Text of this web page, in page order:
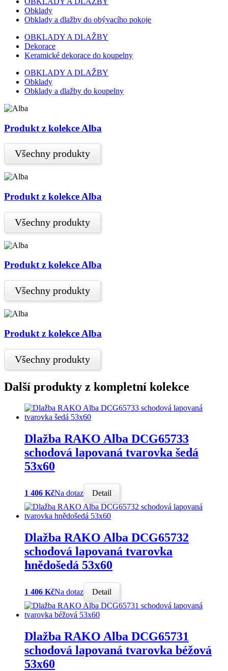
Obklady
Obklady a dlažby do obývacího pokoje
OBKLADY A DLAŽBY
Dekorace
Keramické dekorace do koupelny
OBKLADY A DLAŽBY
Obklady
Obklady a dlažby do koupelny
Produkt z kolekce Alba
Všechny produkty
Produkt z kolekce Alba
Všechny produkty
Produkt z kolekce Alba
Všechny produkty
Produkt z kolekce Alba
Všechny produkty
Další produkty z kompletní kolekce
Dlažba RAKO Alba DCG65733
schodová lapovaná tvarovka šedá
53x60
1 406 KčNa dotaz Detail
Dlažba RAKO Alba DCG65732
schodová lapovaná tvarovka
hnědošedá 53x60
1 406 KčNa dotaz Detail
Dlažba RAKO Alba DCG65731
schodová lapovaná tvarovka béžová
53x60